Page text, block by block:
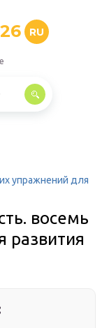
RU
упражнений для
восемь
развития